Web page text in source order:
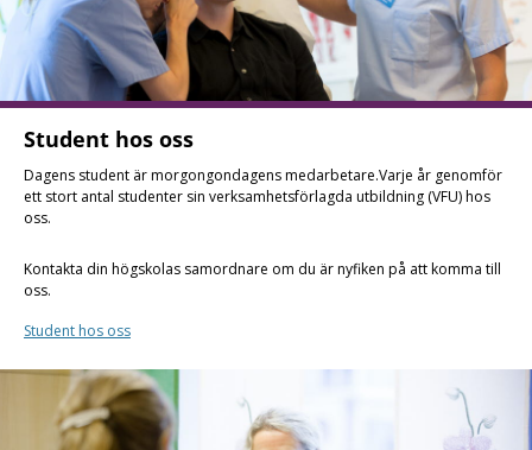
Student hos oss
Dagens student är morgongondagens medarbetare.Varje år genomför
ett stort antal studenter sin verksamhetsförlagda utbildning (VFU) hos
oss.
Kontakta din högskolas samordnare om du är nyfiken på att komma till
oss.
Student hos oss